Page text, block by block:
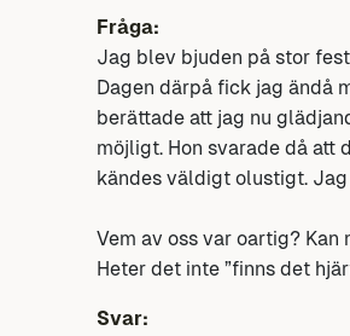
Fråga:
Jag blev bjuden på stor
Dagen därpå fick jag ändå
berättade att jag nu
möjligt. Hon svarade då att
kändes väldigt olustigt.
Vem av oss var oartig?
Heter det inte ”finns det
Svar: